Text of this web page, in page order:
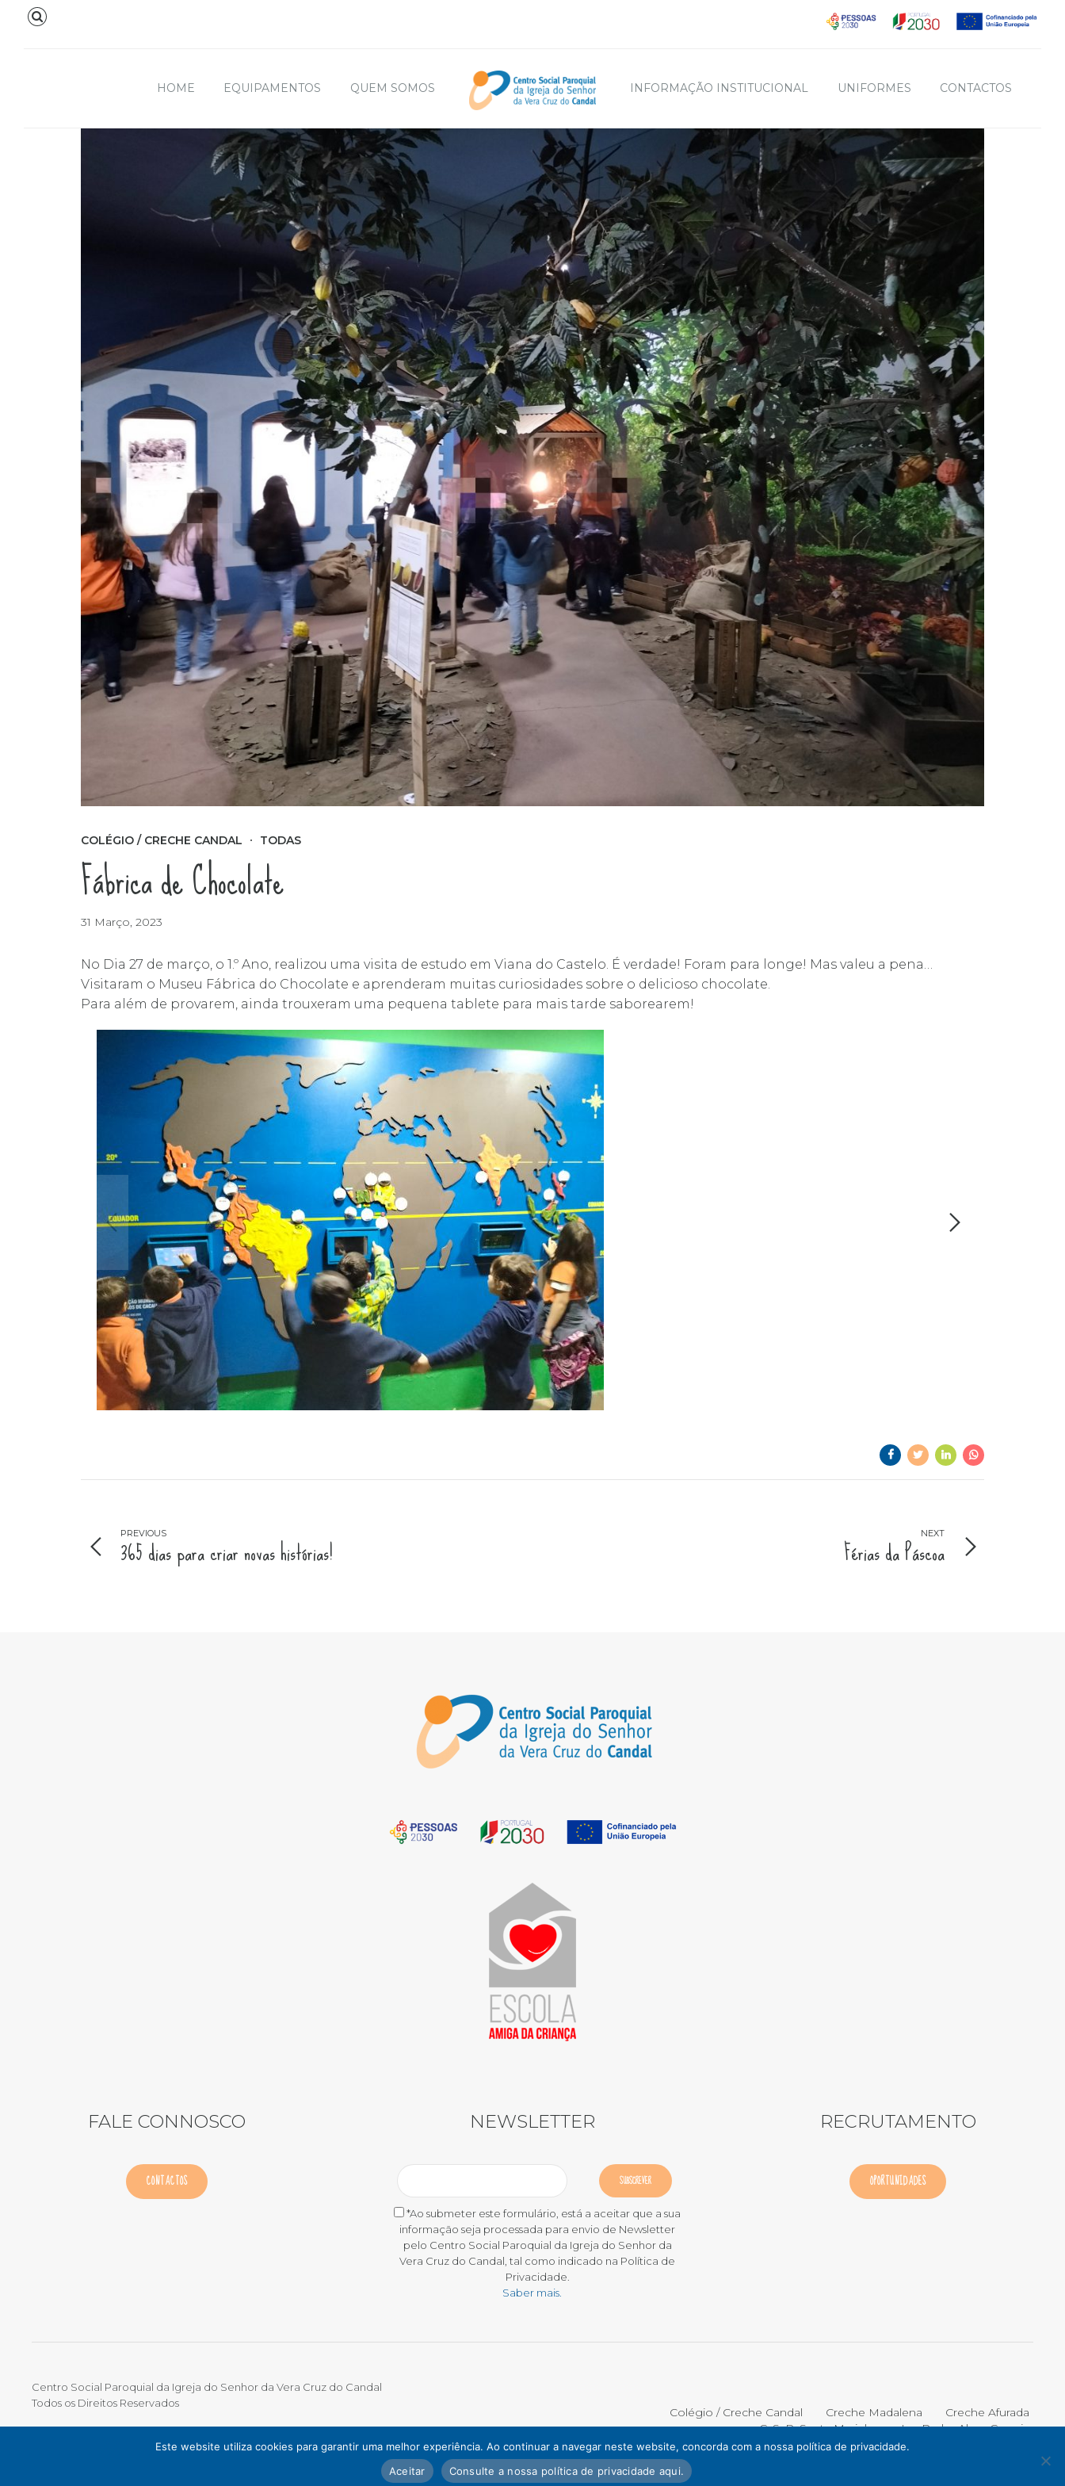
HOME EQUIPAMENTOS QUEM SOMOS INFORMAÇÃO INSTITUCIONAL UNIFORMES CONTACTOS
COLÉGIO / CRECHE CANDAL TODAS
Fábrica de Chocolate
31 Março, 2023
No Dia 27 de março, o 1.º Ano, realizou uma visita de estudo em Viana do Castelo. É verdade! Foram para longe! Mas valeu a pena…
Visitaram o Museu Fábrica do Chocolate e aprenderam muitas curiosidades sobre o delicioso chocolate.
Para além de provarem, ainda trouxeram uma pequena tablete para mais tarde saborearem!
PREVIOUS
365 dias para criar novas histórias! NEXT
Férias da Páscoa
FALE CONNOSCO
CONTACTOS
NEWSLETTER
*Ao submeter este formulário, está a aceitar que a sua
informação seja processada para envio de Newsletter
pelo Centro Social Paroquial da Igreja do Senhor da
Vera Cruz do Candal, tal como indicado na Política de
Privacidade.
Saber mais.
RECRUTAMENTO
OPORTUNIDADES
Centro Social Paroquial da Igreja do Senhor da Vera Cruz do Candal
Todos os Direitos Reservados
Colégio / Creche Candal Creche Madalena
Creche Afurada
C. S. P. Santa Marinha
Lar Padre Alves Correia
Este website utiliza cookies para garantir uma melhor experiência. Ao continuar a navegar neste website, concorda com a nossa política de privacidade.
Aceitar
Consulte a nossa política de privacidade aqui.